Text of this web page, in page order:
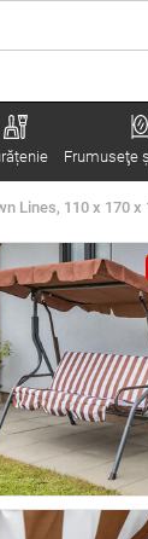
Frumuseţe
Lines, 110 x 170 x